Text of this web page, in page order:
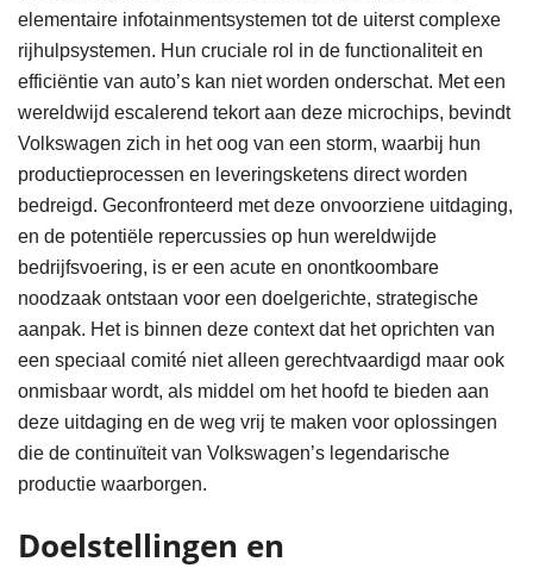
elementaire infotainmentsystemen tot de uiterst complexe
rijhulpsystemen. Hun cruciale rol in de functionaliteit en
efficiëntie van auto’s kan niet worden onderschat. Met een
wereldwijd escalerend tekort aan deze microchips, bevindt
Volkswagen zich in het oog van een storm, waarbij hun
productieprocessen en leveringsketens direct worden
bedreigd. Geconfronteerd met deze onvoorziene uitdaging,
en de potentiële repercussies op hun wereldwijde
bedrijfsvoering, is er een acute en onontkoombare
noodzaak ontstaan voor een doelgerichte, strategische
aanpak. Het is binnen deze context dat het oprichten van
een speciaal comité niet alleen gerechtvaardigd maar ook
onmisbaar wordt, als middel om het hoofd te bieden aan
deze uitdaging en de weg vrij te maken voor oplossingen
die de continuïteit van Volkswagen’s legendarische
productie waarborgen.
Doelstellingen en